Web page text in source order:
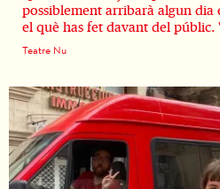
possiblement arribarà algun dia
el què has fet davant del públic.
Teatre Nu